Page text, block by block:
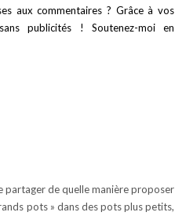
aux commentaires ? Grâce à vos
publicités ! Soutenez-moi en
partager de quelle manière proposer
pots » dans des pots plus petits,